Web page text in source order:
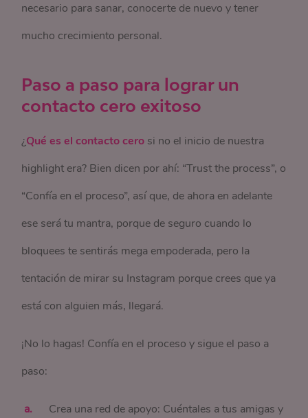
necesario para sanar, conocerte de nuevo y tener
mucho crecimiento personal.
Paso a paso para lograr un
contacto cero exitoso
¿Qué es el contacto cero si no el inicio de nuestra
highlight era? Bien dicen por ahí: “Trust the process”, o
“Confía en el proceso”, así que, de ahora en adelante
ese será tu mantra, porque de seguro cuando lo
bloquees te sentirás mega empoderada, pero la
tentación de mirar su Instagram porque crees que ya
está con alguien más, llegará.
¡No lo hagas! Confía en el proceso y sigue el paso a
paso:
Crea una red de apoyo: Cuéntales a tus amigas y